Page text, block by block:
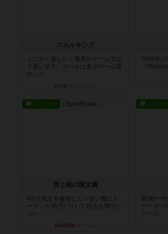
スカルキング
とにかく楽しい！最高のゲームでは
と思います。ルールは多少ゲーム慣
れした...
12分前
1986年に
『
レビュー
宵と暁の呪文書
4/5点呪文を修得したり使い魔にト
ークンを捧げたりして得点を増やし
てい...
約6時間前
レビュ
星5軽〜
ゲーマー
ゲーム...